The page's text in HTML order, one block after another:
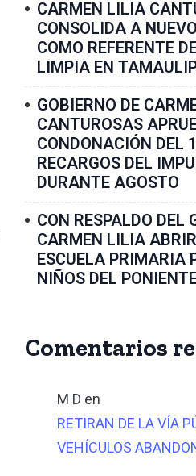
CARMEN LILIA
CONSOLIDA A
COMO REFERENTE
LIMPIA EN
GOBIERNO DE
CANTUROSAS
CONDONACIÓN DEL
RECARGOS DEL
DURANTE AGOSTO
CON RESPALDO DEL
CARMEN LILIA
ESCUELA PRIMARIA
NIÑOS DEL
Comentarios
M D en
RETIRAN DE LA VÍA
VEHÍCULOS